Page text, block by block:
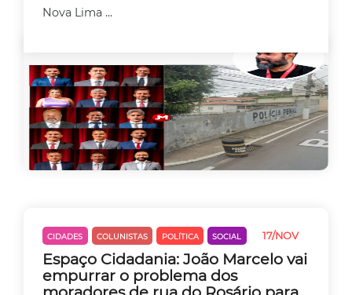
Nova Lima ...
CIDADES COLUNISTAS POLÍTICA SOCIAL 17/NOV
Espaço Cidadania: João Marcelo vai
empurrar o problema dos